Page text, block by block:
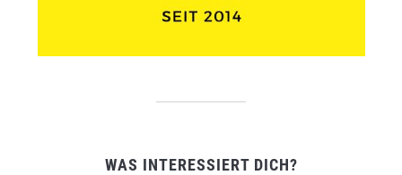
WAS INTERESSIERT DICH?